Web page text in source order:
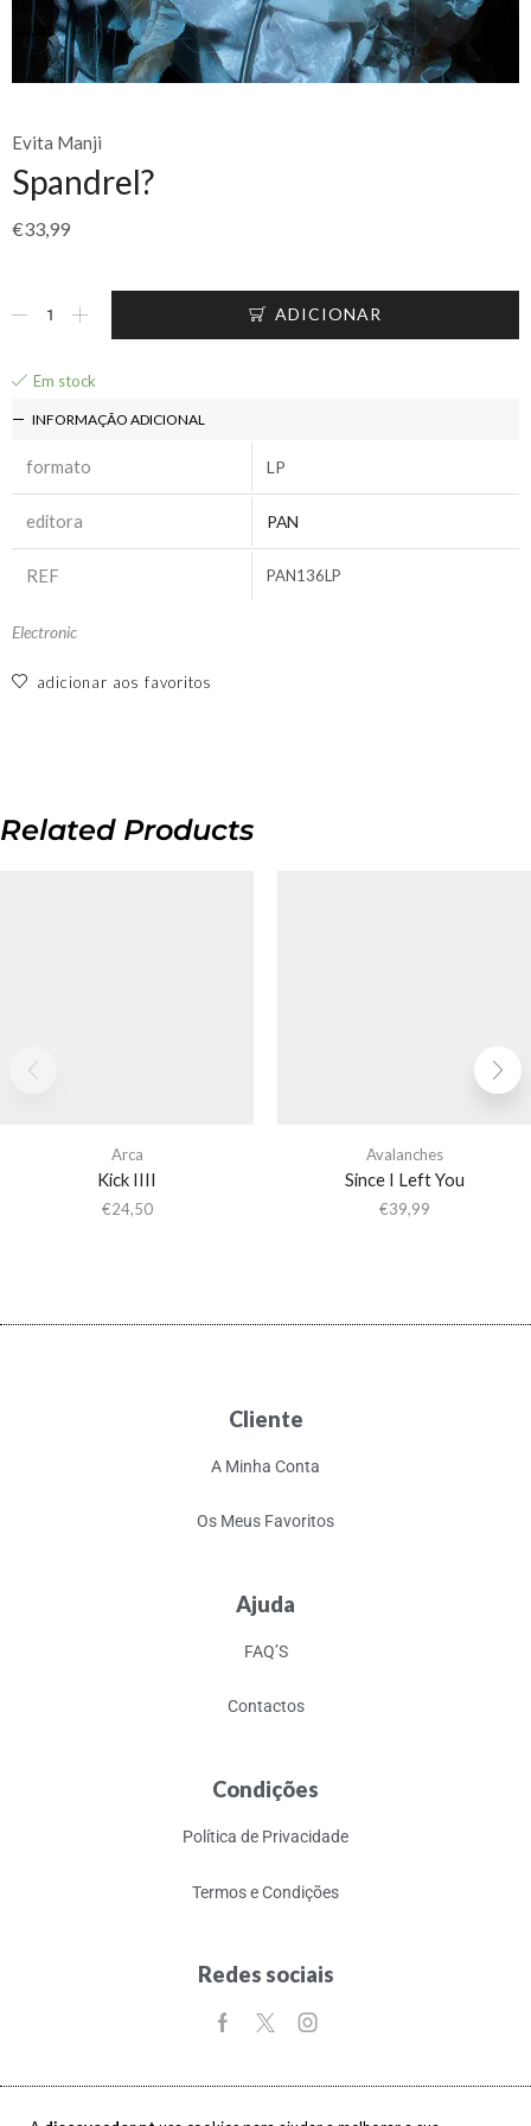
Evita Manji
Spandrel?
€33,99
ADICIONAR
Em stock
INFORMAÇÃO ADICIONAL
formato LP
editora PAN
REF PAN136LP
Electronic
adicionar aos favoritos
Related Products
Arca
Kick IIII
€24,50
Avalanches
Since I Left You
€39,99
Cliente
A Minha Conta
Os Meus Favoritos
Ajuda
FAQ’S
Contactos
Condições
Política de Privacidade
Termos e Condições
Redes sociais